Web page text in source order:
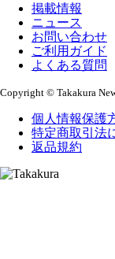
掲載情報
ニュース
お問い合わせ
ご利用ガイド
よくある質問
Copyright © Takakura
個人情報保護
特定商取引法
返品規約